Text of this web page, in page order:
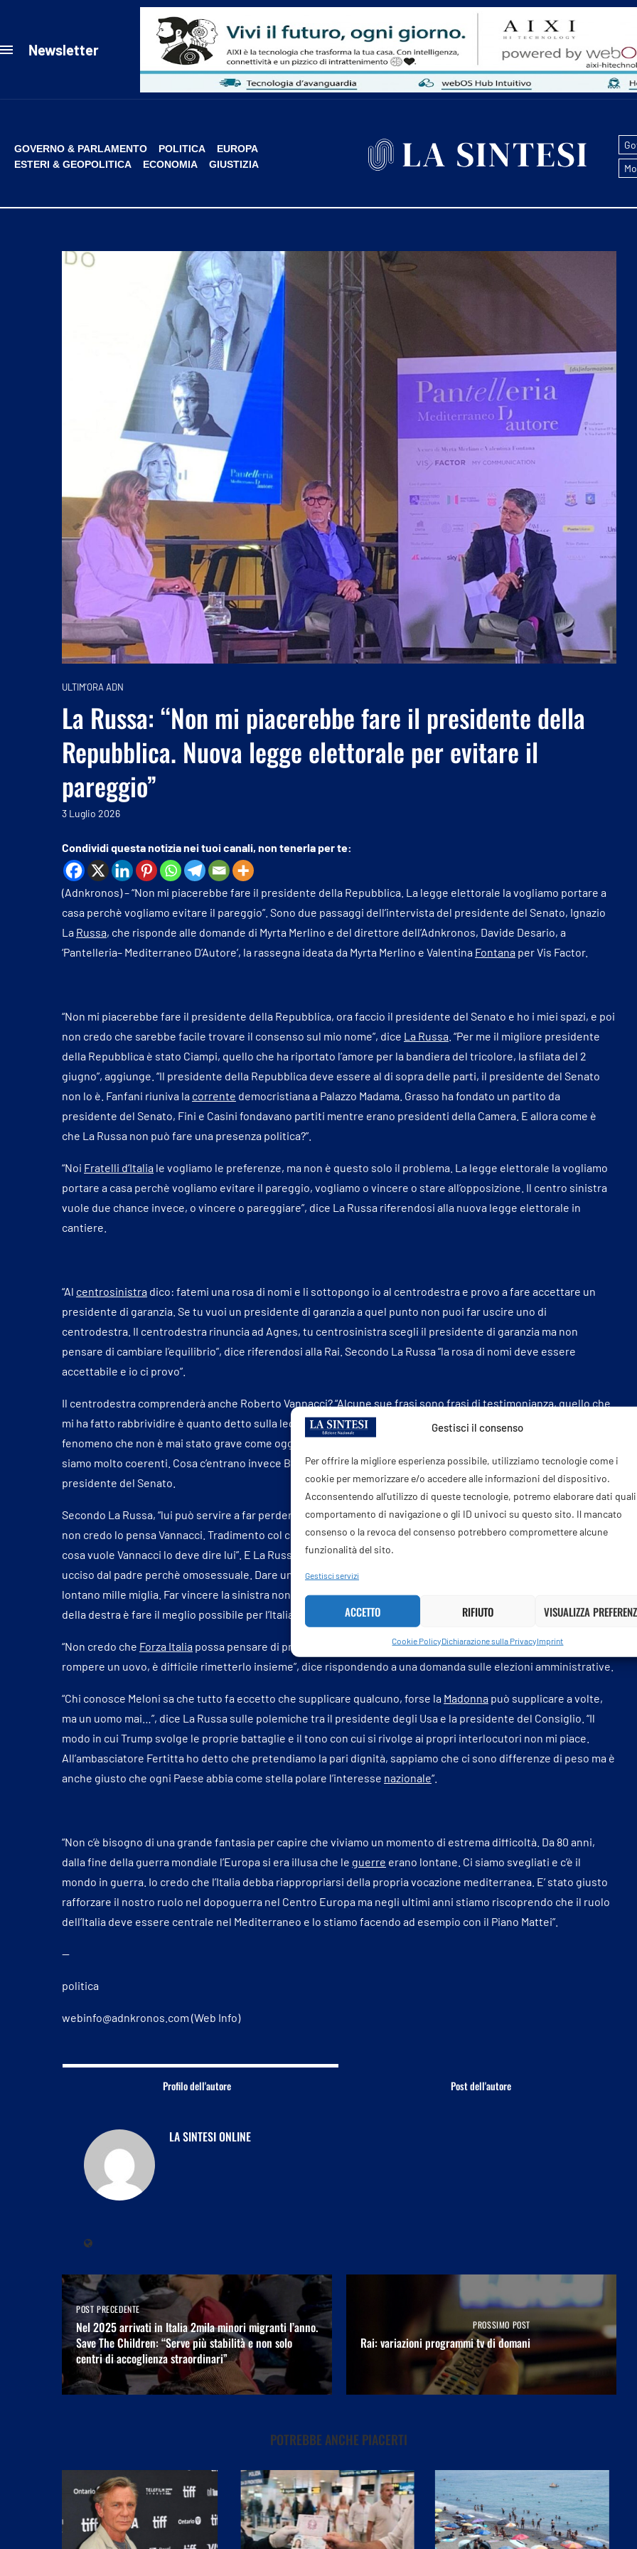
Gestisci il consenso
Per offrire la migliore esperienza possibile, utilizziamo tecnologie come i
cookie per memorizzare e/o accedere alle informazioni del dispositivo.
Acconsentendo all'utilizzo di queste tecnologie, potremo elaborare dati
comportamento di navigazione o gli ID univoci su questo sito. Il mancato
consenso o la revoca del consenso potrebbero compromettere alcune
funzionalità del sito.
Gestisci servizi
ACCETTO RIFIUTO VISUALIZZA
Cookie PolicyDichiarazione sulla PrivacyImprint
Newsletter
GOVERNO & PARLAMENTO POLITICA
EUROPA
ESTERI & GEOPOLITICA
ECONOMIA GIUSTIZIA
ULTIM'ORA ADN
La Russa: “Non mi piacerebbe fare il presidente della
Repubblica. Nuova legge elettorale per evitare il
pareggio”
3 Luglio 2026
Condividi questa notizia nei tuoi canali, non tenerla per te:
(Adnkronos) – “Non mi piacerebbe fare il presidente della Repubblica. La legge elettorale la vogliamo portare a
casa perchè vogliamo evitare il pareggio”. Sono due passaggi dell’intervista del presidente del Senato, Ignazio
La Russa, che risponde alle domande di Myrta Merlino e del direttore dell’Adnkronos, Davide Desario, a
‘Pantelleria– Mediterraneo D’Autore’, la rassegna ideata da Myrta Merlino e Valentina Fontana per Vis Factor.
“Non mi piacerebbe fare il presidente della Repubblica, ora faccio il presidente del Senato e ho i miei spazi, e poi
non credo che sarebbe facile trovare il consenso sul mio nome”, dice La Russa . “Per me il migliore presidente
della Repubblica è stato Ciampi, quello che ha riportato l’amore per la bandiera del tricolore, la sfilata del 2
giugno”, aggiunge. “Il presidente della Repubblica deve essere al di sopra delle parti, il presidente del Senato
non lo è. Fanfani riuniva la corrente democristiana a Palazzo Madama. Grasso ha fondato un partito da
presidente del Senato, Fini e Casini fondavano partiti mentre erano presidenti della Camera. E allora come è
che La Russa non può fare una presenza politica?”.
“Noi Fratelli d’Italia le vogliamo le preferenze, ma non è questo solo il problema. La legge elettorale la vogliamo
portare a casa perchè vogliamo evitare il pareggio, vogliamo o vincere o stare all’opposizione. Il centro sinistra
vuole due chance invece, o vincere o pareggiare”, dice La Russa riferendosi alla nuova legge elettorale in
cantiere.
“Al centrosinistra dico: fatemi una rosa di nomi e li sottopongo io al centrodestra e provo a fare accettare un
presidente di garanzia. Se tu vuoi un presidente di garanzia a quel punto non puoi far uscire uno di
centrodestra. Il centrodestra rinuncia ad Agnes, tu centrosinistra scegli il presidente di garanzia ma non
pensare di cambiare l’equilibrio”, dice riferendosi alla Rai. Secondo La Russa “la rosa di nomi deve essere
accettabile e io ci provo”.
Il centrodestra comprenderà anche Roberto Vannacci? “Alcune sue frasi sono frasi di testimonianza, quello che
mi ha fatto rabbrividire è quanto detto sulla legge sul femminicidio, che invece è la risposta dello Stato a un
fenomeno che non è mai stato grave come oggi. Noi lo escludiamo e credo che alla fine lo escluderemo, è che
siamo molto coerenti. Cosa c’entrano invece Bonelli e Fratoianni con i centristi del centro sinistra?”, dice il
presidente del Senato.
Secondo La Russa, “lui può servire a far perdere a Meloni e al centrodestra le elezioni, pensa Renzi, anche se
non credo lo pensa Vannacci. Tradimento col centrodestra? E’ la coscienza del generale se è tradimento o meno,
cosa vuole Vannacci lo deve dire lui”. E La Russa aggiunge che sta cercando di invitare un “famigliare del ragazzo
ucciso dal padre perchè omosessuale. Dare un barlume di giustificazione a questo non è di destra, mi vedrebbe
lontano mille miglia. Far vincere la sinistra non è compito della destra, non è la nostra destra. Primo obiettivo
della destra è fare il meglio possibile per l’Italia”.
“Non credo che Forza Italia possa pensare di presentarsi da sola al primo turno alle Comunali a Milano. E’ facile
rompere un uovo, è difficile rimetterlo insieme”, dice rispondendo a una domanda sulle elezioni amministrative.
“Chi conosce Meloni sa che tutto fa eccetto che supplicare qualcuno, forse la Madonna può supplicare a volte,
ma un uomo mai…”, dice La Russa sulle polemiche tra il presidente degli Usa e la presidente del Consiglio. “Il
modo in cui Trump svolge le proprie battaglie e il tono con cui si rivolge ai propri interlocutori non mi piace.
All’ambasciatore Fertitta ho detto che pretendiamo la pari dignità, sappiamo che ci sono differenze di peso ma è
anche giusto che ogni Paese abbia come stella polare l’interesse nazionale“.
“Non c’è bisogno di una grande fantasia per capire che viviamo un momento di estrema difficoltà. Da 80 anni,
dalla fine della guerra mondiale l’Europa si era illusa che le guerre erano lontane. Ci siamo svegliati e c’è il
mondo in guerra. Io credo che l’Italia debba riappropriarsi della propria vocazione mediterranea. E’ stato giusto
rafforzare il nostro ruolo nel dopoguerra nel Centro Europa ma negli ultimi anni stiamo riscoprendo che il ruolo
dell’Italia deve essere centrale nel Mediterraneo e lo stiamo facendo ad esempio con il Piano Mattei”.
—
politica
webinfo@adnkronos.com (Web Info)
Profilo dell'autore Post dell'autore
LA SINTESI ONLINE
POST PRECEDENTE
Nel 2025 arrivati in Italia 2mila minori migranti l’anno.
Save The Children: “Serve più stabilità e non solo
centri di accoglienza straordinari”
PROSSIMO POST
Rai: variazioni programmi tv di domani
POTREBBE ANCHE PIACERTI